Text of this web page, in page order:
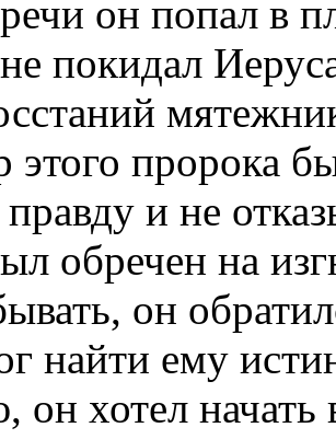
он попал в
покидал
этого пророка
правду и не
обречен на
он
найти ему
он хотел начать